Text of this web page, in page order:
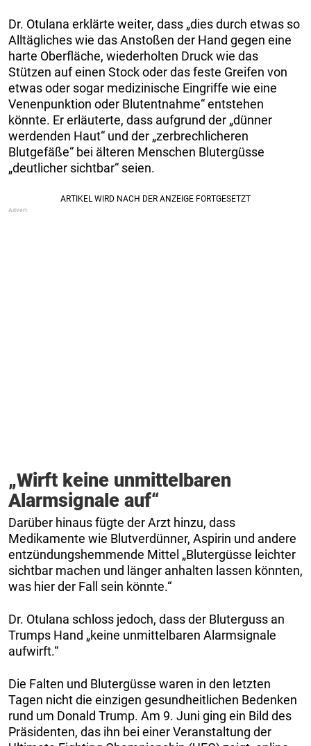
Dr. Otulana erklärte weiter, dass „dies durch etwas so
Alltägliches wie das Anstoßen der Hand gegen eine
harte Oberfläche, wiederholten Druck wie das
Stützen auf einen Stock oder das feste Greifen von
etwas oder sogar medizinische Eingriffe wie eine
Venenpunktion oder Blutentnahme“ entstehen
könnte. Er erläuterte, dass aufgrund der „dünner
werdenden Haut“ und der „zerbrechlicheren
Blutgefäße“ bei älteren Menschen Blutergüsse
„deutlicher sichtbar“ seien.
„Wirft keine unmittelbaren
Alarmsignale auf“
Darüber hinaus fügte der Arzt hinzu, dass
Medikamente wie Blutverdünner, Aspirin und andere
entzündungshemmende Mittel „Blutergüsse leichter
sichtbar machen und länger anhalten lassen könnten,
was hier der Fall sein könnte.“
Dr. Otulana schloss jedoch, dass der Bluterguss an
Trumps Hand „keine unmittelbaren Alarmsignale
aufwirft.“
Die Falten und Blutergüsse waren in den letzten
Tagen nicht die einzigen gesundheitlichen Bedenken
rund um Donald Trump. Am 9. Juni ging ein Bild des
Präsidenten, das ihn bei einer Veranstaltung der